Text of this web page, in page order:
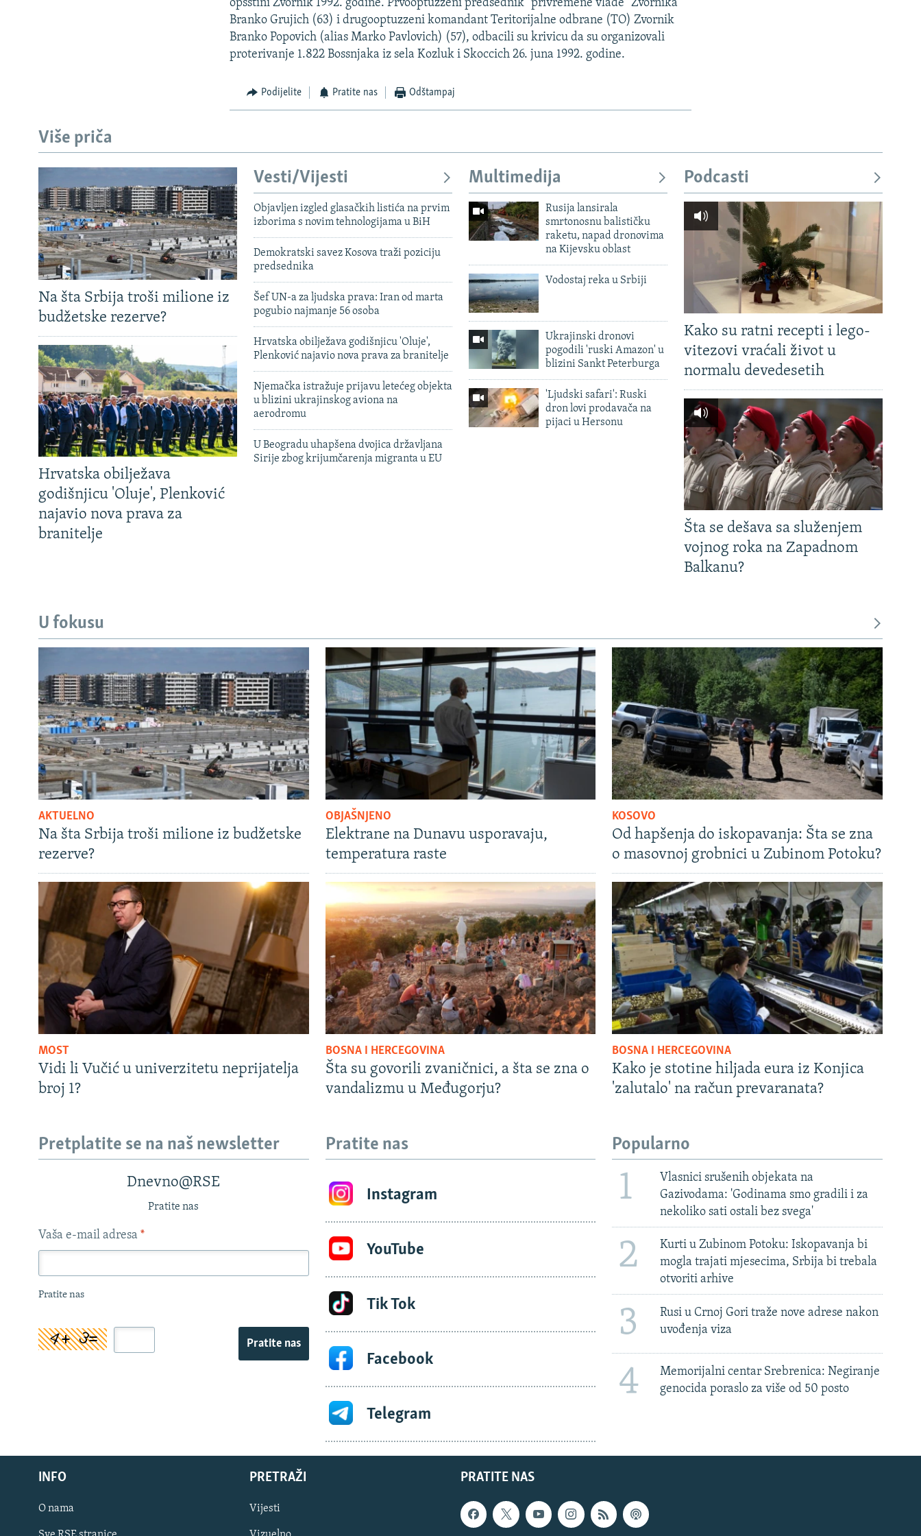
TV LIBERTY
MOJA EVROPA
TRI DECENIJE OD RATA U BIH
SVE KARTE DEJTONA
NASTANAK I RASPAD JUGOSLAVIJE
opsstini Zvornik 1992. godine. Prvooptuzzeni predsednik "privremene vlade" Zvornika
Branko Grujich (63) i drugooptuzzeni komandant Teritorijalne odbrane (TO) Zvornik
Branko Popovich (alias Marko Pavlovich) (57), odbacili su krivicu da su organizovali
proterivanje 1.822 Bossnjaka iz sela Kozluk i Skoccich 26. juna 1992. godine.
Podijelite Pratite nas Odštampaj
Više priča
Na šta Srbija troši milione iz
budžetske rezerve?
Hrvatska obilježava
godišnjicu 'Oluje', Plenković
najavio nova prava za
branitelje
Vesti/Vijesti
Objavljen izgled glasačkih listića na prvim
izborima s novim tehnologijama u BiH
Demokratski savez Kosova traži poziciju
predsednika
Šef UN-a za ljudska prava: Iran od marta
pogubio najmanje 56 osoba
Hrvatska obilježava godišnjicu 'Oluje',
Plenković najavio nova prava za branitelje
Njemačka istražuje prijavu letećeg objekta
u blizini ukrajinskog aviona na
aerodromu
U Beogradu uhapšena dvojica državljana
Sirije zbog krijumčarenja migranta u EU
Multimedija
Rusija lansirala
smrtonosnu balističku
raketu, napad dronovima
na Kijevsku oblast
Vodostaj reka u Srbiji
Ukrajinski dronovi
pogodili 'ruski Amazon' u
blizini Sankt Peterburga
'Ljudski safari': Ruski
dron lovi prodavača na
pijaci u Hersonu
Podcasti
Kako su ratni recepti i lego-
vitezovi vraćali život u
normalu devedesetih
Šta se dešava sa služenjem
vojnog roka na Zapadnom
Balkanu?
U fokusu
AKTUELNO
Na šta Srbija troši milione iz budžetske
rezerve?
OBJAŠNJENO
Elektrane na Dunavu usporavaju,
temperatura raste
KOSOVO
Od hapšenja do iskopavanja: Šta se zna
o masovnoj grobnici u Zubinom Potoku?
MOST
Vidi li Vučić u univerzitetu neprijatelja
broj 1?
BOSNA I HERCEGOVINA
Šta su govorili zvaničnici, a šta se zna o
vandalizmu u Međugorju?
BOSNA I HERCEGOVINA
Kako je stotine hiljada eura iz Konjica
'zalutalo' na račun prevaranata?
Pretplatite se na naš newsletter
Dnevno@RSE
Pratite nas
Vaša e-mail adresa *
Pratite nas
Pratite nas
Pratite nas
Instagram
YouTube
Tik Tok
Facebook
Telegram
Popularno
1
Vlasnici srušenih objekata na
Gazivodama: 'Godinama smo gradili i za
nekoliko sati ostali bez svega'
2
Kurti u Zubinom Potoku: Iskopavanja bi
mogla trajati mjesecima, Srbija bi trebala
otvoriti arhive
3
Rusi u Crnoj Gori traže nove adrese nakon
uvođenja viza
4
Memorijalni centar Srebrenica: Negiranje
genocida poraslo za više od 50 posto
PRATITE NAS
INFO
O nama
PRETRAŽI
Vijesti